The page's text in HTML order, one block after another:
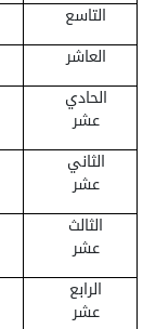
التاسع
العاشر
الحادي
عشر
الثاني
عشر
الثالث
عشر
الرابع
عشر